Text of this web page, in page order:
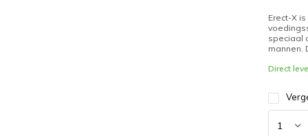
Erect-X
speciaal
mannen.
Direct